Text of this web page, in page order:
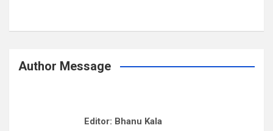
Author Message
Editor: Bhanu Kala